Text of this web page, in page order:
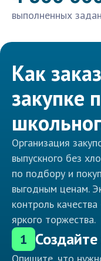
выполненных
Как
закупке
Организация
выпускного без
по подбору и
выгодным ценам.
контроль
яркого торжества.
1